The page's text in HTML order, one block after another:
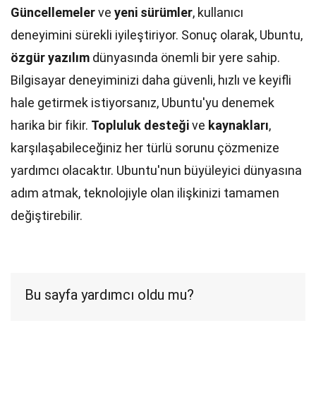
Güncellemelerve yeni sürümler, kullanıcı
deneyimini sürekli iyileştiriyor. Sonuç olarak, Ubuntu,
özgür yazılım dünyasında önemli bir yere sahip.
Bilgisayar deneyiminizi daha güvenli, hızlı ve keyifli
hale getirmek istiyorsanız, Ubuntu'yu denemek
harika bir fikir. Topluluk desteğive kaynakları,
karşılaşabileceğiniz her türlü sorunu çözmenize
yardımcı olacaktır. Ubuntu'nun büyüleyici dünyasına
adım atmak, teknolojiyle olan ilişkinizi tamamen
değiştirebilir.
Bu sayfa yardımcı oldu mu?